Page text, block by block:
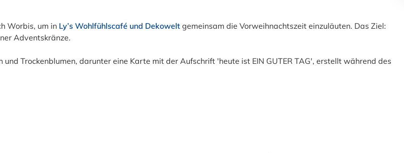
Worbis, um in Ly’s Wohlfühlscafé und Dekowelt gemeinsam die Vorweihnachtszeit einzuläuten. Das Ziel:
Adventskränze.